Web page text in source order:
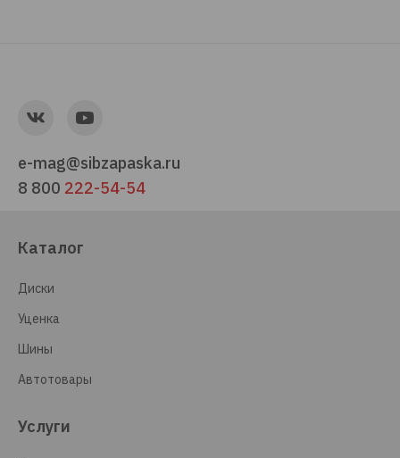
e-mag@sibzapaska.ru
8 800 222-54-54
Каталог
Диски
Уценка
Шины
Автотовары
Услуги